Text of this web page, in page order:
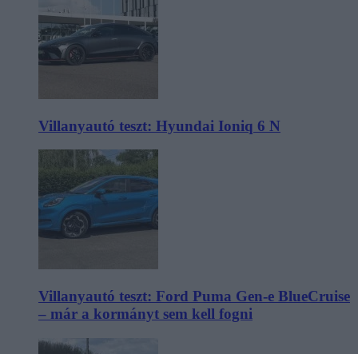
Villanyautó teszt: Hyundai Ioniq 6 N
Villanyautó teszt: Ford Puma Gen-e BlueCruise
– már a kormányt sem kell fogni